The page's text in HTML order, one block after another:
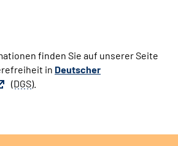
finden Sie auf unserer Seite
in Deutscher
(DGS).